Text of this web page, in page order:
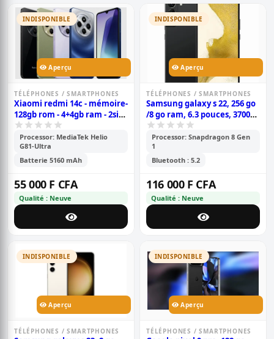
INDISPONIBLE
Aperçu
TÉLÉPHONES / SMARTPHONES
Xiaomi redmi 14c - mémoire-
128gb rom - 4+4gb ram - 2sim
- caméra 50+2+2mp -
batterie- 5160mah - 6.88
pouces- garantie 6 mois
Processor: MediaTek Helio
G81-Ultra
Batterie 5160 mAh
55 000 F CFA
Qualité : Neuve
INDISPONIBLE
Aperçu
TÉLÉPHONES / SMARTPHONES
Samsung galaxy s 22, 256 go
/8 go ram, 6.3 pouces, 3700
mah, garantie 6 mois
Processor: Snapdragon 8 Gen
1
Bluetooth : 5.2
116 000 F CFA
Qualité : Neuve
INDISPONIBLE
Aperçu
TÉLÉPHONES / SMARTPHONES
INDISPONIBLE
Aperçu
TÉLÉPHONES / SMARTPHONES